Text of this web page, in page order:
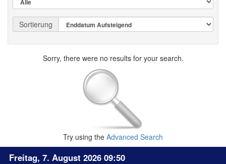
Sortierung
Sorry, there were no results for your search.
Try using the Advanced Search
Freitag, 7. August 2026 09:50